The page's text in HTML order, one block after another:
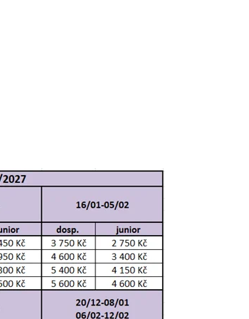
14 700 Kč
6 300 Kč
9 500 Kč